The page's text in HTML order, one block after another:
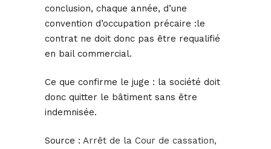
conclusion, chaque année, d’une
convention d’occupation précaire :le
contrat ne doit donc pas être requalifié
en bail commercial.
Ce que confirme le juge : la société doit
donc quitter le bâtiment sans être
indemnisée.
Source : Arrêt de la Cour de cassation,